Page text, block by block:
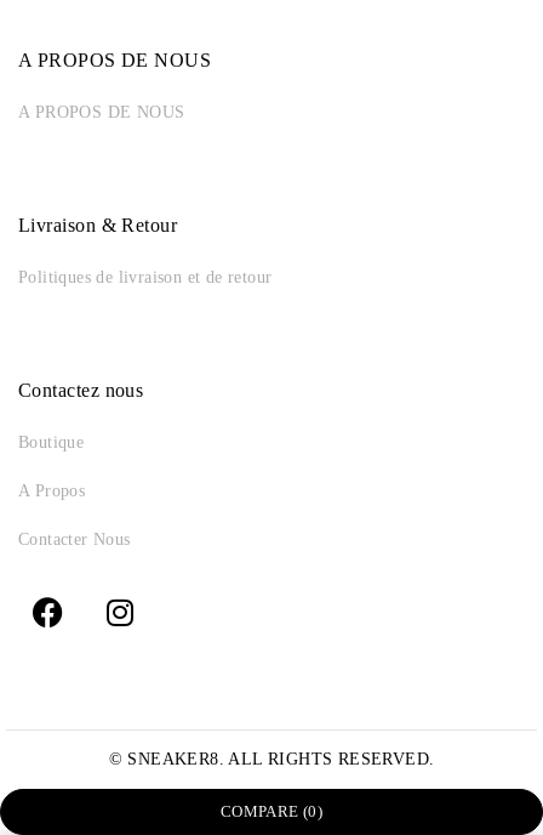
Contactez nous
Boutique
A Propos
Contacter Nous
Livraison & Retour
Politiques de livraison et de retour
A PROPOS DE NOUS
A PROPOS DE NOUS
© SNEAKER8. ALL RIGHTS RESERVED.
COMPARE (0)